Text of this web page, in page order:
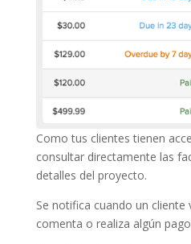
Como tus clientes tienen
consultar directamente las
detalles del proyecto.
Se notifica cuando un cliente
comenta o realiza algún